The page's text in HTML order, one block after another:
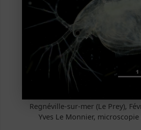
Regnéville-sur-mer (Le Prey),
Yves Le Monnier,